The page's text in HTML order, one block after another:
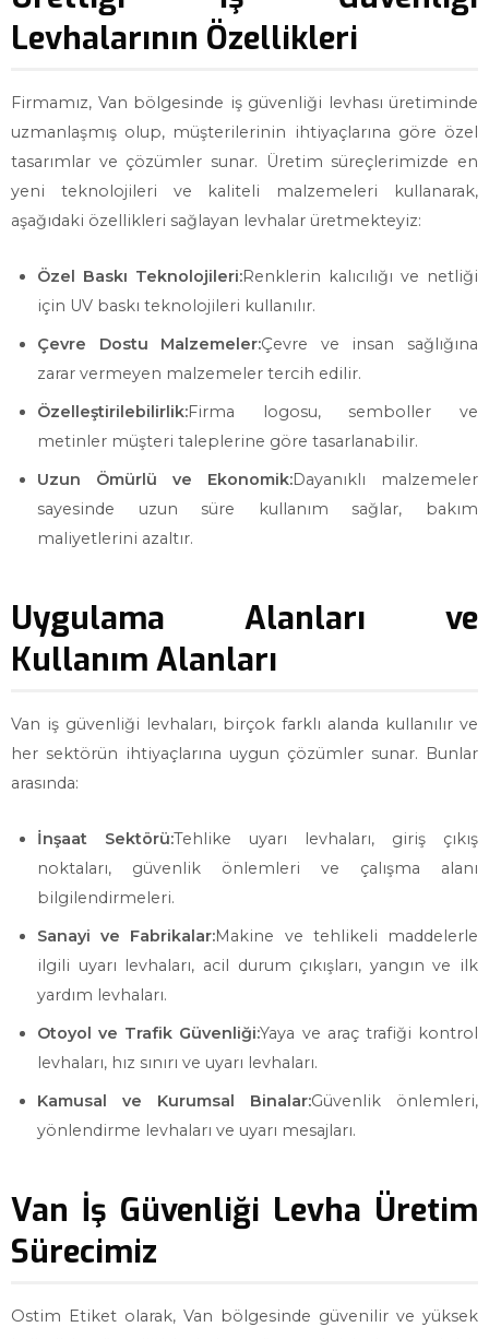
Levhalarının Özellikleri
Firmamız, Van bölgesinde iş güvenliği levhası üretiminde
uzmanlaşmış olup, müşterilerinin ihtiyaçlarına göre özel
tasarımlar ve çözümler sunar. Üretim süreçlerimizde en
yeni teknolojileri ve kaliteli malzemeleri kullanarak,
aşağıdaki özellikleri sağlayan levhalar üretmekteyiz:
Özel Baskı Teknolojileri:Renklerin kalıcılığı ve netliği
için UV baskı teknolojileri kullanılır.
Çevre Dostu Malzemeler:Çevre ve insan sağlığına
zarar vermeyen malzemeler tercih edilir.
Özelleştirilebilirlik:Firma logosu, semboller ve
metinler müşteri taleplerine göre tasarlanabilir.
Uzun Ömürlü ve Ekonomik:Dayanıklı malzemeler
sayesinde uzun süre kullanım sağlar, bakım
maliyetlerini azaltır.
Uygulama Alanları ve
Kullanım Alanları
Van iş güvenliği levhaları, birçok farklı alanda kullanılır ve
her sektörün ihtiyaçlarına uygun çözümler sunar. Bunlar
arasında:
İnşaat Sektörü:Tehlike uyarı levhaları, giriş çıkış
noktaları, güvenlik önlemleri ve çalışma alanı
bilgilendirmeleri.
Sanayi ve Fabrikalar:Makine ve tehlikeli maddelerle
ilgili uyarı levhaları, acil durum çıkışları, yangın ve ilk
yardım levhaları.
Otoyol ve Trafik Güvenliği:Yaya ve araç trafiği kontrol
levhaları, hız sınırı ve uyarı levhaları.
Kamusal ve Kurumsal Binalar:Güvenlik önlemleri,
yönlendirme levhaları ve uyarı mesajları.
Van İş Güvenliği Levha Üretim
Sürecimiz
Ostim Etiket olarak, Van bölgesinde güvenilir ve yüksek